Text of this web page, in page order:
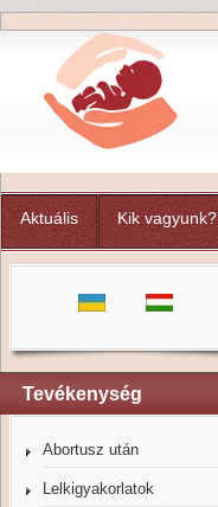
Aktuális Kik vagyunk?
Tevékenység
Abortusz után
Lelkigyakorlatok